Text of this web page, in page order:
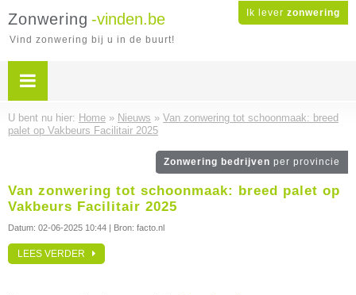
Ik lever zonwering
Zonwering -vinden.be
Vind zonwering bij u in de buurt!
U bent nu hier: Home » Nieuws » Van zonwering tot schoonmaak: breed
palet op Vakbeurs Facilitair 2025
Zonwering bedrijven per provincie
Van zonwering tot schoonmaak: breed palet op
Vakbeurs Facilitair 2025
Datum: 02-06-2025 10:44 | Bron: facto.nl
LEES VERDER